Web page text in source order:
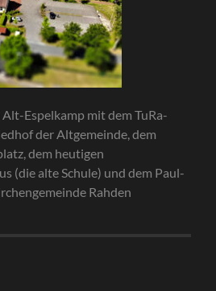
Espelkamp mit dem TuRa-
der Altgemeinde, dem
dem heutigen
(die alte Schule) und dem Paul-
Rahden